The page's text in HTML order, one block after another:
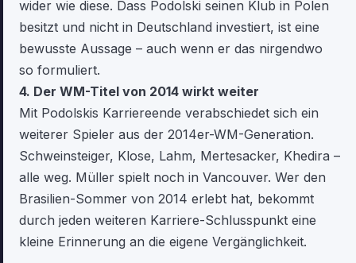
wider wie diese. Dass Podolski seinen Klub in Polen
besitzt und nicht in Deutschland investiert, ist eine
bewusste Aussage – auch wenn er das nirgendwo
so formuliert.
4. Der WM-Titel von 2014 wirkt weiter
Mit Podolskis Karriereende verabschiedet sich ein
weiterer Spieler aus der 2014er-WM-Generation.
Schweinsteiger, Klose, Lahm, Mertesacker, Khedira –
alle weg. Müller spielt noch in Vancouver. Wer den
Brasilien-Sommer von 2014 erlebt hat, bekommt
durch jeden weiteren Karriere-Schlusspunkt eine
kleine Erinnerung an die eigene Vergänglichkeit.